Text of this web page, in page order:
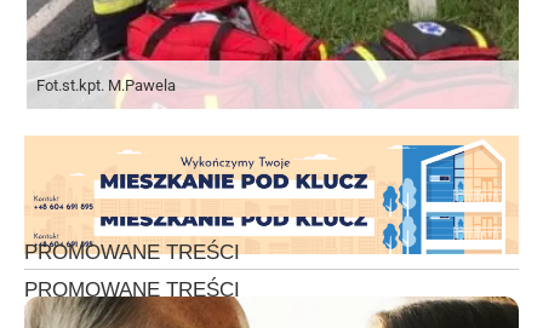
PSP Nowy Tomyśl
Fot.st.kpt. M.Pawela